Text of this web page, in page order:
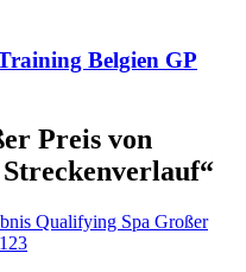
Belgien GP
Preis von
“
Qualifying Spa Großer